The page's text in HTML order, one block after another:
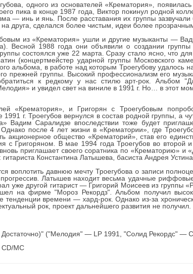
одного из основателей «Крематория», появилась
пика в конце 1987 года, Виктор покинул родной
— инь и янь. После расставания их группы
друга, сделался более чистым, идеи более
из «Крематория» ушли и другие музыканты —
Весной 1988 года они объявили о создании
состоялся уже 22 марта. Сразу стало ясно, что
(концертмейстер ударной группы Московского
альбома, в работе над которым Троегубову удалось
прежней группы. Высокий профессионализм его
к редкому у нас стилю арт-рок. Альбом
и увидел свет на виниле в 1991 г. Но… в этот
«Крематория», и Григорян с Троегубовым
г. Троегубов вернулся в состав родной группы, а
Вадим Саралидзе впоследствии тоже будет
после 4 лет жизни в «Крематории», где
акционерное общество «Крематорий», став его
с Григоряном. В мае 1994 года Троегубов во второй
приглашает своего соратника по «Крематорию» и
Константина Латышева, басиста Андрея
воплотить давнюю мечту Троегубова о записи
Латышев находит весьма удачные
уже другой гитарист — Григорий Моисеев из
на фирме "Мороз Рекордз". Альбом получил
тенденции времени — хард-рок. Однако из-за
рок, проект дальнейшего развития не получил.
("Мелодия" — LP 1991, "Солид Рекордс" —
MC